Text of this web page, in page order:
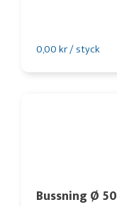
0,00 kr / styck
Bussning Ø 50